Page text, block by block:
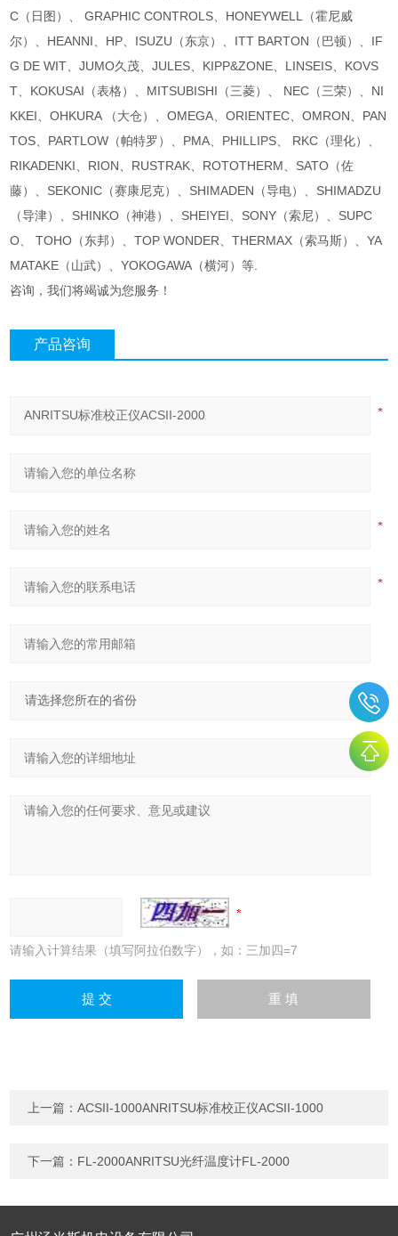
C（日图）、 GRAPHIC CONTROLS、HONEYWELL（霍尼威
尔）、HEANNI、HP、ISUZU（东京）、ITT BARTON（巴顿）、IF
G DE WIT、JUMO久茂、JULES、KIPP&ZONE、LINSEIS、KOVS
T、KOKUSAI（表格）、MITSUBISHI（三菱）、 NEC（三荣）、NI
KKEI、OHKURA （大仓）、OMEGA、ORIENTEC、OMRON、PAN
TOS、PARTLOW（帕特罗）、PMA、PHILLIPS、 RKC（理化）、
RIKADENKI、RION、RUSTRAK、ROTOTHERM、SATO（佐
藤）、SEKONIC（赛康尼克）、SHIMADEN（导电）、SHIMADZU
（导津）、SHINKO（神港）、SHEIYEI、SONY（索尼）、SUPC
O、 TOHO（东邦）、TOP WONDER、THERMAX（索马斯）、YA
MATAKE（山武）、YOKOGAWA（横河）等.
咨询，我们将竭诚为您服务！
产品咨询
请输入计算结果（填写阿拉伯数字），如：三加四=7
上一篇：ACSII-1000ANRITSU标准校正仪ACSII-1000
下一篇： FL-2000ANRITSU光纤温度计FL-2000